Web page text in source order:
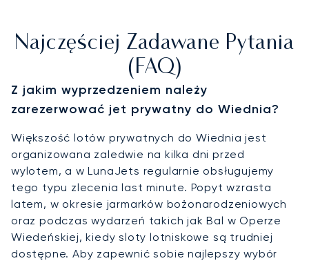
Najczęściej Zadawane Pytania
(FAQ)
Z jakim wyprzedzeniem należy
zarezerwować jet prywatny do Wiednia?
Większość lotów prywatnych do Wiednia jest
organizowana zaledwie na kilka dni przed
wylotem, a w LunaJets regularnie obsługujemy
tego typu zlecenia last minute. Popyt wzrasta
latem, w okresie jarmarków bożonarodzeniowych
oraz podczas wydarzeń takich jak Bal w Operze
Wiedeńskiej, kiedy sloty lotniskowe są trudniej
dostępne. Aby zapewnić sobie najlepszy wybór